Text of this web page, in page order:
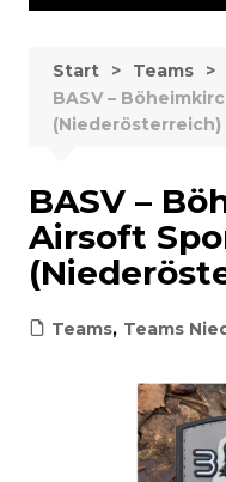
Start
Teams
BASV –
(Niederösterreich)
BASV –
Airsoft
Teams, Teams